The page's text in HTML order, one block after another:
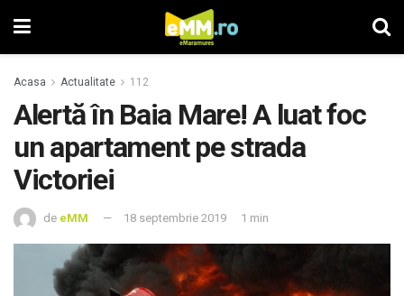
Acasa Actualitate 112
Alertă în Baia Mare! A luat foc
un apartament pe strada
Victoriei
de eMM 18 septembrie 2019 1 min